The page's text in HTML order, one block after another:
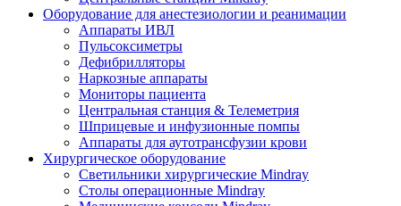
Оборудование для анестезиологии и реанимации
Аппараты ИВЛ
Пульсоксиметры
Дефибрилляторы
Наркозные аппараты
Мониторы пациента
Центральная станция & Телеметрия
Шприцевые и инфузионные помпы
Аппараты для аутотрансфузии крови
Хирургическое оборудование
Светильники хирургические Mindray
Столы операционные Mindray